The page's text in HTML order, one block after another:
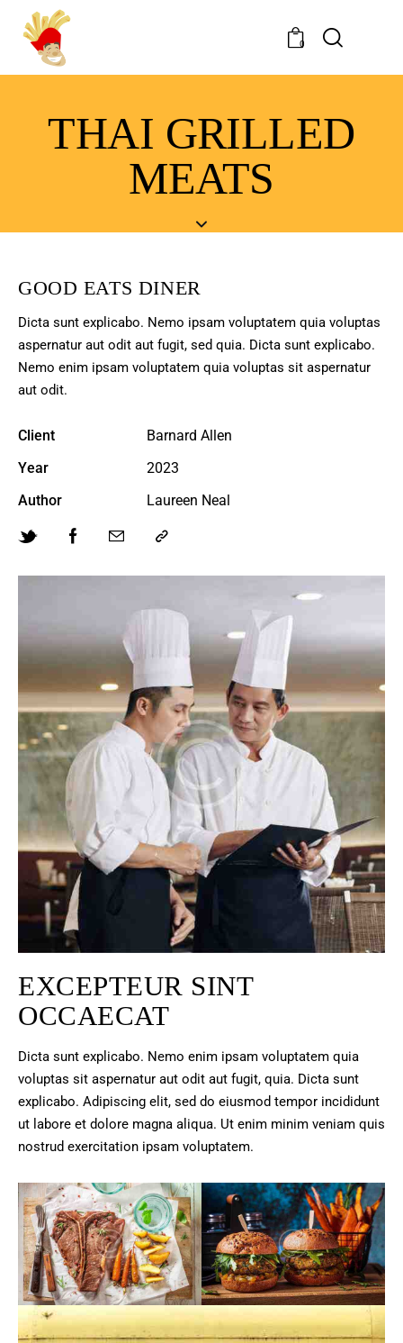
0
THAI GRILLED
MEATS
EXCEPTEUR SINT
OCCAECAT
Dicta sunt explicabo. Nemo enim ipsam voluptatem quia
voluptas sit aspernatur aut odit aut fugit, quia. Dicta sunt
explicabo. Adipiscing elit, sed do eiusmod tempor incididunt
ut labore et dolore magna aliqua. Ut enim minim veniam quis
nostrud exercitation ipsam voluptatem.
GOOD EATS DINER
Dicta sunt explicabo. Nemo ipsam voluptatem quia voluptas
aspernatur aut odit aut fugit, sed quia. Dicta sunt explicabo.
Nemo enim ipsam voluptatem quia voluptas sit aspernatur
aut odit.
Client
Barnard Allen
Year
2023
Author
Laureen Neal